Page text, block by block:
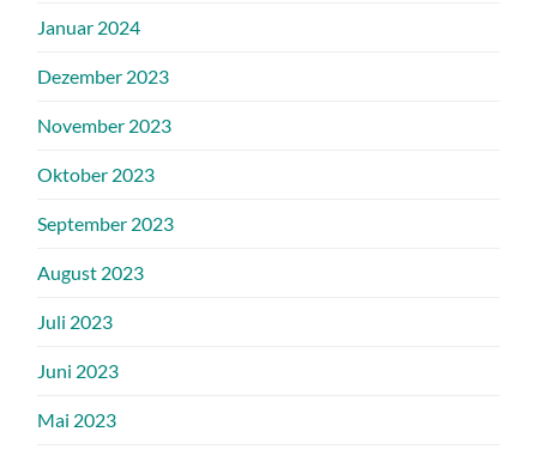
Januar 2024
Dezember 2023
November 2023
Oktober 2023
September 2023
August 2023
Juli 2023
Juni 2023
Mai 2023